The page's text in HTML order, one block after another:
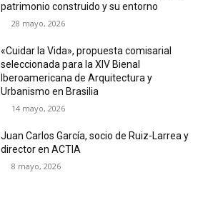
patrimonio construido y su entorno
28 mayo, 2026
«Cuidar la Vida», propuesta comisarial
seleccionada para la XIV Bienal
Iberoamericana de Arquitectura y
Urbanismo en Brasilia
14 mayo, 2026
Juan Carlos García, socio de Ruiz-Larrea y
director en ACTIA
8 mayo, 2026